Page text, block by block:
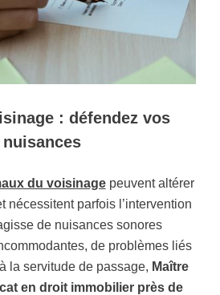
: défendez vos
du voisinagepeuvent altérer
nécessitent parfois l’intervention
de nuisances sonores
de problèmes liés
la servitude de passage, Maître
en droit immobilier près de